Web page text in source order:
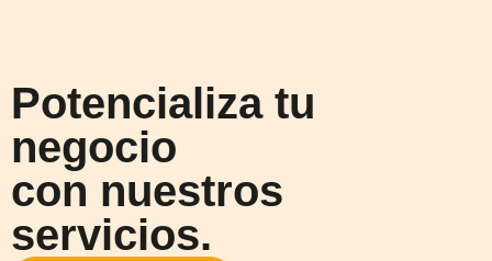
Potencializa tu
negocio
con nuestros
servicios.